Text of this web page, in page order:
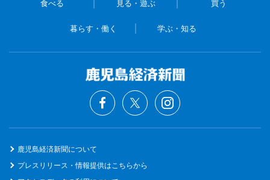
食べる 見る・遊ぶ 買う
暮らす・働く 学ぶ・知る
鹿児島経済新聞について
プレスリリース・情報提供はこちらから